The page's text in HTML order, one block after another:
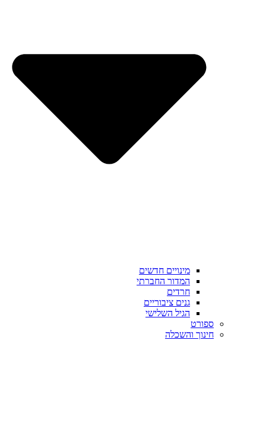
מינויים חדשים
המדור החברתי
חרדים
גנים ציבוריים
הגיל השלישי
ספורט
חינוך והשכלה